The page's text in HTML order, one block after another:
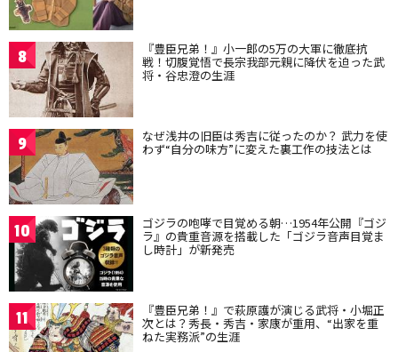
8 『豊臣兄弟！』小一郎の5万の大軍に徹底抗
戦！切腹覚悟で長宗我部元親に降伏を迫った武
将・谷忠澄の生涯
9 なぜ浅井の旧臣は秀吉に従ったのか？ 武力を使
わず“自分の味方”に変えた裏工作の技法とは
10 ゴジラの咆哮で目覚める朝…1954年公開『ゴジ
ラ』の貴重音源を搭載した「ゴジラ音声目覚ま
し時計」が新発売
11 『豊臣兄弟！』で萩原護が演じる武将・小堀正
次とは？秀長・秀吉・家康が重用、“出家を重
ねた実務派”の生涯